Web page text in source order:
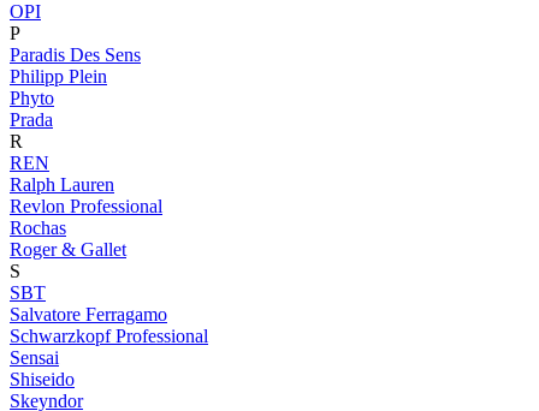
OPI
P
Paradis Des Sens
Philipp Plein
Phyto
Prada
R
REN
Ralph Lauren
Revlon Professional
Rochas
Roger & Gallet
S
SBT
Salvatore Ferragamo
Schwarzkopf Professional
Sensai
Shiseido
Skeyndor